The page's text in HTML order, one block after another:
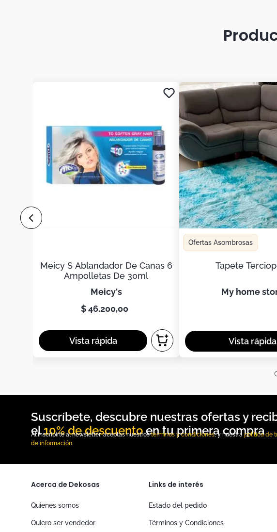
Meicy S Ablandador De Canas 6
Ampolletas De 30ml
meicy's
$ 46.200,00
Ofertas Asombrosas
Tapete
my home
10% de descuento
Al inscribirte al newsletter, aceptas nuestrostérminos y condiciones, y nuestra política de
de información.
Acerca de Dekosas
Quienes somos
Quiero ser vendedor
Links de interés
Estado del pedido
Términos y Condiciones